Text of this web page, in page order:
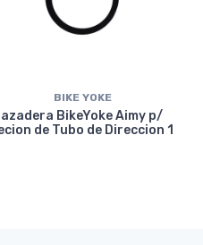
BIKE YOKE
BikeYoke Aimy p/
de Tubo de Direccion 1